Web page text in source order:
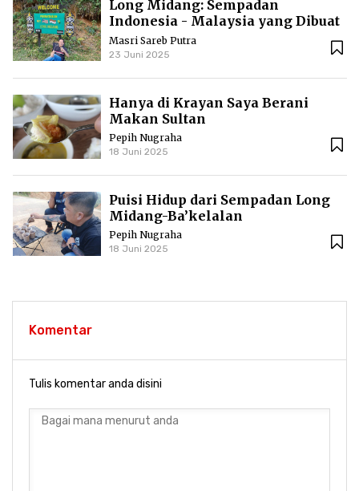
Long Midang: Sempadan
Indonesia - Malaysia yang Dibuat
Kolonial
Masri Sareb Putra
23 Juni 2025
Hanya di Krayan Saya Berani
Makan Sultan
Pepih Nugraha
18 Juni 2025
Puisi Hidup dari Sempadan Long
Midang-Ba’kelalan
Pepih Nugraha
18 Juni 2025
Komentar
Tulis komentar anda disini